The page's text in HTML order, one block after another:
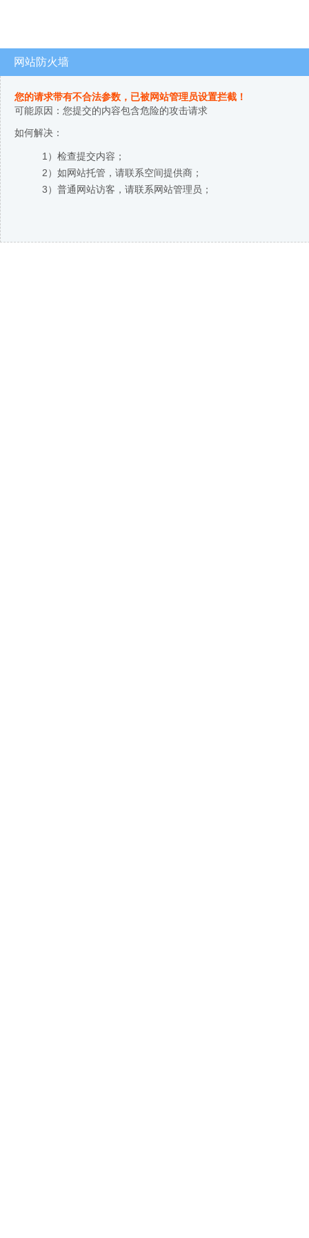
网站防火墙
您的请求带有不合法参数，已被网站管理员设置拦截！
可能原因：您提交的内容包含危险的攻击请求
如何解决：
1）检查提交内容；
2）如网站托管，请联系空间提供商；
3）普通网站访客，请联系网站管理员；